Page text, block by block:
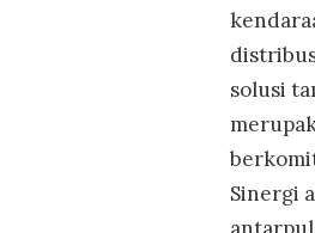
solusi
Sinergi